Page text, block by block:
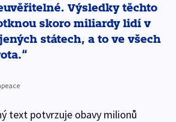
Výsledky těchto
skoro miliardy lidí v
státech, a to ve všech
text potvrzuje obavy milionů